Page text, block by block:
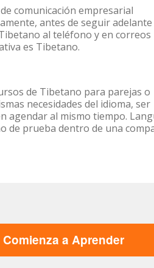
comunicación empresarial
antes de seguir adelante
al teléfono y en correos
es Tibetano.
de Tibetano para parejas o
necesidades del idioma, ser
agendar al mismo tiempo.
de prueba dentro de una
Comienza a Aprender